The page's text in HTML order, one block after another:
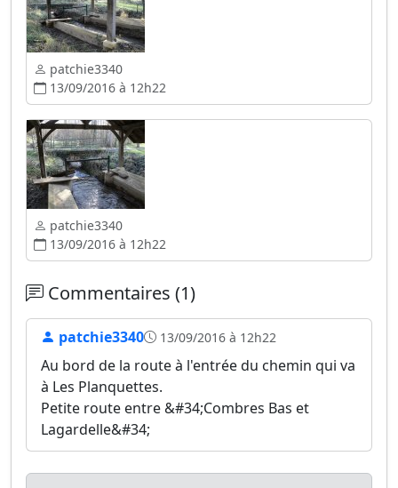
patchie3340
13/09/2016 à 12h22
patchie3340
13/09/2016 à 12h22
Commentaires (1)
patchie3340 13/09/2016 à 12h22
Au bord de la route à l'entrée du chemin qui va
à Les Planquettes.
Petite route entre &#34;Combres Bas et
Lagardelle&#34;